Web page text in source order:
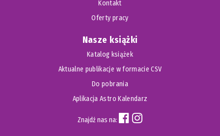
Kontakt
Oferty pracy
Nasze książki
Katalog książek
Aktualne publikacje w formacie CSV
Do pobrania
Aplikacja Astro Kalendarz
Znajdź nas na: